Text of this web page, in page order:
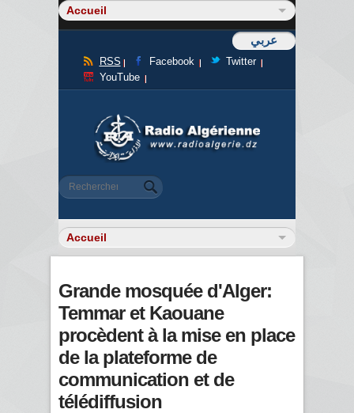
عربي
RSS Facebook
Twitter
YouTube
Formulaire de recherche
Rechercher
Grande mosquée d'Alger:
Temmar et Kaouane
procèdent à la mise en place
de la plateforme de
communication et de
télédiffusion